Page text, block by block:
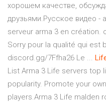
хорошем качестве,
друзьями.Русское видео -
serveur arma 3 en création.
Sorry pour la qualité qui est
discord.gg/7Ffha26 Le ...
List Arma 3 Life servers top
popularity. Promote your
players.Arma 3 Life malden